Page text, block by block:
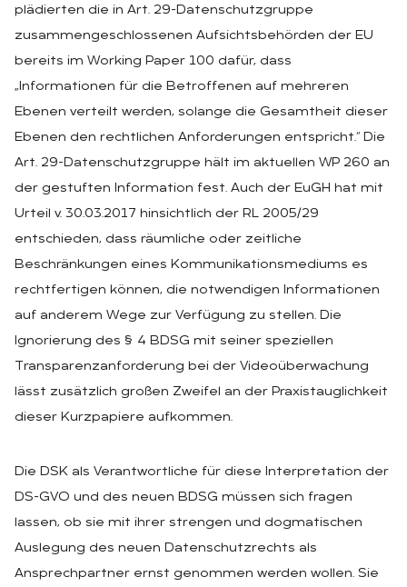
plädierten die in Art. 29-Datenschutzgruppe
zusammengeschlossenen Aufsichtsbehörden der EU
bereits im Working Paper 100 dafür, dass
„Informationen für die Betroffenen auf mehreren
Ebenen verteilt werden, solange die Gesamtheit dieser
Ebenen den rechtlichen Anforderungen entspricht.“ Die
Art. 29-Datenschutzgruppe hält im aktuellen WP 260 an
der gestuften Information fest. Auch der EuGH hat mit
Urteil v. 30.03.2017 hinsichtlich der RL 2005/29
entschieden, dass räumliche oder zeitliche
Beschränkungen eines Kommunikationsmediums es
rechtfertigen können, die notwendigen Informationen
auf anderem Wege zur Verfügung zu stellen. Die
Ignorierung des § 4 BDSG mit seiner speziellen
Transparenzanforderung bei der Videoüberwachung
lässt zusätzlich großen Zweifel an der Praxistauglichkeit
dieser Kurzpapiere aufkommen.
Die DSK als Verantwortliche für diese Interpretation der
DS-GVO und des neuen BDSG müssen sich fragen
lassen, ob sie mit ihrer strengen und dogmatischen
Auslegung des neuen Datenschutzrechts als
Ansprechpartner ernst genommen werden wollen. Sie